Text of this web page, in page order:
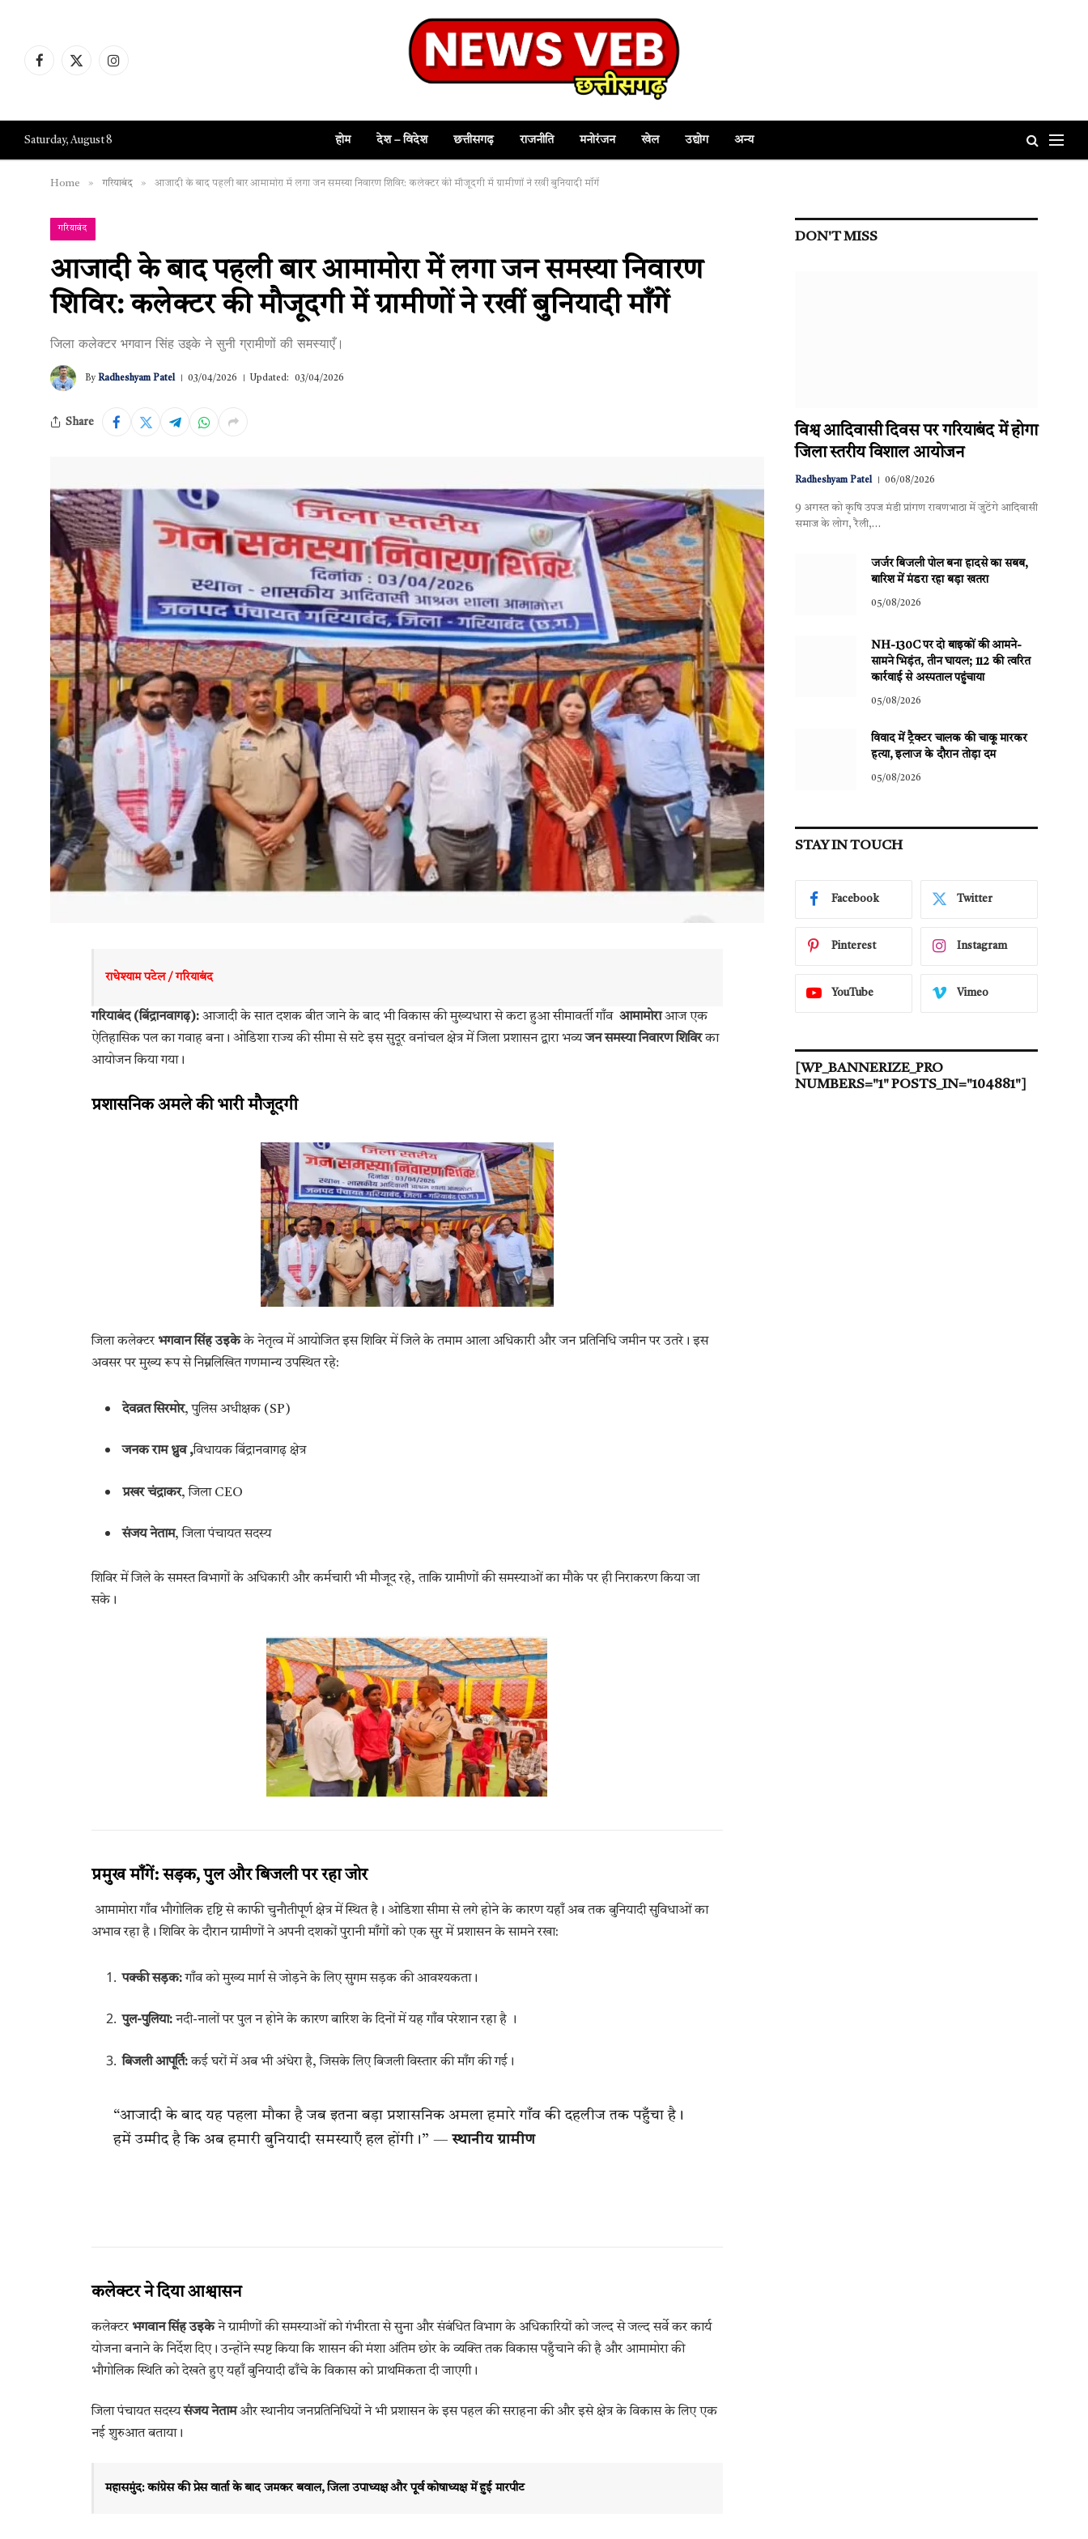
Facebook
X
Instagram
Saturday, August 8 होम देश – विदेश छत्तीसगढ़ राजनीति मनोरंजन खेल उद्योग अन्य
Home » गरियाबंद » आजादी के बाद पहली बार आमामोरा में लगा जन समस्या निवारण शिविर: कलेक्टर की मौजूदगी में ग्रामीणों ने रखीं बुनियादी माँगें
गरियाबंद
आजादी के बाद पहली बार आमामोरा में लगा जन समस्या निवारण
शिविर: कलेक्टर की मौजूदगी में ग्रामीणों ने रखीं बुनियादी माँगें
जिला कलेक्टर भगवान सिंह उइके ने सुनी ग्रामीणों की समस्याएँ।
By Radheshyam Patel 03/04/2026 Updated: 03/04/2026
Share
राधेश्याम पटेल / गरियाबंद
गरियाबंद (बिंद्रानवागढ़):आजादी के सात दशक बीत जाने के बाद भी विकास की मुख्यधारा से कटा हुआ सीमावर्ती गाँव आमामोराआज एक
ऐतिहासिक पल का गवाह बना। ओडिशा राज्य की सीमा से सटे इस सुदूर वनांचल क्षेत्र में जिला प्रशासन द्वारा भव्यजन समस्या निवारण शिविरका
आयोजन किया गया।
प्रशासनिक अमले की भारी मौजूदगी
जिला कलेक्टरभगवान सिंह उइकेके नेतृत्व में आयोजित इस शिविर में जिले के तमाम आला अधिकारी और जन प्रतिनिधि जमीन पर उतरे। इस
अवसर पर मुख्य रूप से निम्नलिखित गणमान्य उपस्थित रहे:
देवव्रत सिरमोर, पुलिस अधीक्षक (SP)
जनक राम ध्रुव ,विधायक बिंद्रानवागढ़ क्षेत्र
प्रखर चंद्राकर, जिला CEO
संजय नेताम, जिला पंचायत सदस्य
शिविर में जिले के समस्त विभागों के अधिकारी और कर्मचारी भी मौजूद रहे, ताकि ग्रामीणों की समस्याओं का मौके पर ही निराकरण किया जा
सके।
प्रमुख माँगें: सड़क, पुल और बिजली पर रहा जोर
आमामोरा गाँव भौगोलिक दृष्टि से काफी चुनौतीपूर्ण क्षेत्र में स्थित है। ओडिशा सीमा से लगे होने के कारण यहाँ अब तक बुनियादी सुविधाओं का
अभाव रहा है। शिविर के दौरान ग्रामीणों ने अपनी दशकों पुरानी माँगों को एक सुर में प्रशासन के सामने रखा:
पक्की सड़क:गाँव को मुख्य मार्ग से जोड़ने के लिए सुगम सड़क की आवश्यकता।
पुल-पुलिया:नदी-नालों पर पुल न होने के कारण बारिश के दिनों में यह गाँव परेशान रहा है ।
बिजली आपूर्ति:कई घरों में अब भी अंधेरा है, जिसके लिए बिजली विस्तार की माँग की गई।
“आजादी के बाद यह पहला मौका है जब इतना बड़ा प्रशासनिक अमला हमारे गाँव की दहलीज तक पहुँचा है।
हमें उम्मीद है कि अब हमारी बुनियादी समस्याएँ हल होंगी।” — स्थानीय ग्रामीण
कलेक्टर ने दिया आश्वासन
कलेक्टरभगवान सिंह उइकेने ग्रामीणों की समस्याओं को गंभीरता से सुना और संबंधित विभाग के अधिकारियों को जल्द से जल्द सर्वे कर कार्य
योजना बनाने के निर्देश दिए। उन्होंने स्पष्ट किया कि शासन की मंशा अंतिम छोर के व्यक्ति तक विकास पहुँचाने की है और आमामोरा की
भौगोलिक स्थिति को देखते हुए यहाँ बुनियादी ढाँचे के विकास को प्राथमिकता दी जाएगी।
जिला पंचायत सदस्यसंजय नेतामऔर स्थानीय जनप्रतिनिधियों ने भी प्रशासन के इस पहल की सराहना की और इसे क्षेत्र के विकास के लिए एक
नई शुरुआत बताया।
महासमुंद: कांग्रेस की प्रेस वार्ता के बाद जमकर बवाल, जिला उपाध्यक्ष और पूर्व कोषाध्यक्ष में हुई मारपीट
DON'T MISS
विश्व आदिवासी दिवस पर गरियाबंद में होगा
जिला स्तरीय विशाल आयोजन
Radheshyam Patel 06/08/2026
9 अगस्त को कृषि उपज मंडी प्रांगण रावणभाठा में जुटेंगे आदिवासी
समाज के लोग, रैली,…
जर्जर बिजली पोल बना हादसे का सबब,
बारिश में मंडरा रहा बड़ा खतरा
05/08/2026
NH-130C पर दो बाइकों की आमने-
सामने भिड़ंत, तीन घायल; 112 की त्वरित
कार्रवाई से अस्पताल पहुंचाया
05/08/2026
विवाद में ट्रैक्टर चालक की चाकू मारकर
हत्या, इलाज के दौरान तोड़ा दम
05/08/2026
STAY IN TOUCH
Facebook Twitter
Pinterest Instagram
YouTube Vimeo
[WP_BANNERIZE_PRO
NUMBERS="1" POSTS_IN="104881"]